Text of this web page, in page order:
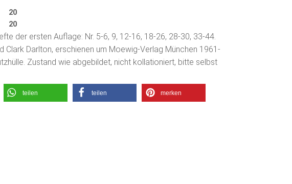
20
20
der ersten Auflage: Nr. 5-6, 9, 12-16, 18-26, 28-30, 33-44.
Clark Darlton, erschienen um Moewig-Verlag München 1961-
Zustand wie abgebildet, nicht kollationiert, bitte selbst
teilen teilen merken